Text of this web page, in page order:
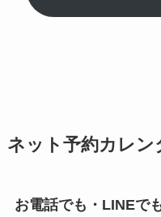
ネット予約カレン
お電話でも・LINEで